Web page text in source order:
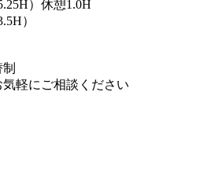
）休憩1.0H
）
軽にご相談ください